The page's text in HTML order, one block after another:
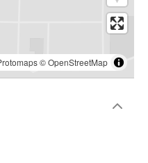
©OpenStreetMap